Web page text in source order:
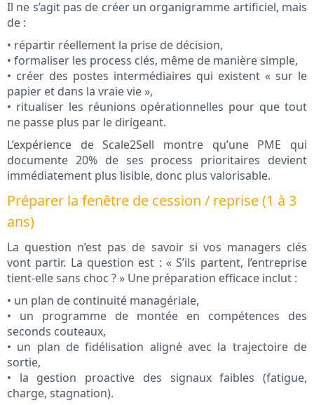
Il ne s’agit pas de créer un organigramme artificiel, mais
de :
• répartir réellement la prise de décision,
• formaliser les process clés, même de manière simple,
• créer des postes intermédiaires qui existent « sur le
papier et dans la vraie vie »,
• ritualiser les réunions opérationnelles pour que tout
ne passe plus par le dirigeant.
L’expérience de Scale2Sell montre qu’une PME qui
documente 20% de ses process prioritaires devient
immédiatement plus lisible, donc plus valorisable.
Préparer la fenêtre de cession / reprise (1 à 3
ans)
La question n’est pas de savoir si vos managers clés
vont partir. La question est : « S’ils partent, l’entreprise
tient-elle sans choc ? » Une préparation efficace inclut :
• un plan de continuité managériale,
• un programme de montée en compétences des
seconds couteaux,
• un plan de fidélisation aligné avec la trajectoire de
sortie,
• la gestion proactive des signaux faibles (fatigue,
charge, stagnation).